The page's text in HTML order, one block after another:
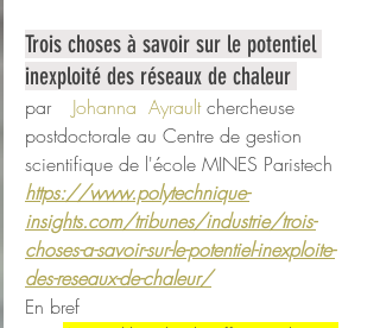
Trois choses à savoir sur le potentiel
inexploité des réseaux de chaleur
Johanna  Ayrault chercheuse
postdoctorale au Centre de gestion
https://www.polytechnique-
insights.com/tribunes/industrie/trois-
choses-a-savoir-sur-le-potentiel-inexploite-
des-reseaux-de-chaleur/
En bref